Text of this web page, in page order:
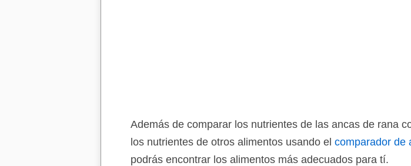
Además de comparar los nutrientes de las ancas de rana
los nutrientes de otros alimentos usando el comparador de
podrás encontrar los alimentos más adecuados para tí.